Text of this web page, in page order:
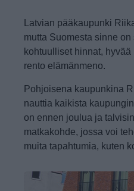
Latvian pääkaupunki
mutta Suomesta sinne
kohtuulliset hinnat,
rento elämänmeno.
Pohjoisena kaupunkina
nauttia kaikista
on ennen joulua ja
matkakohde, jossa voi
muita tapahtumia, kuten